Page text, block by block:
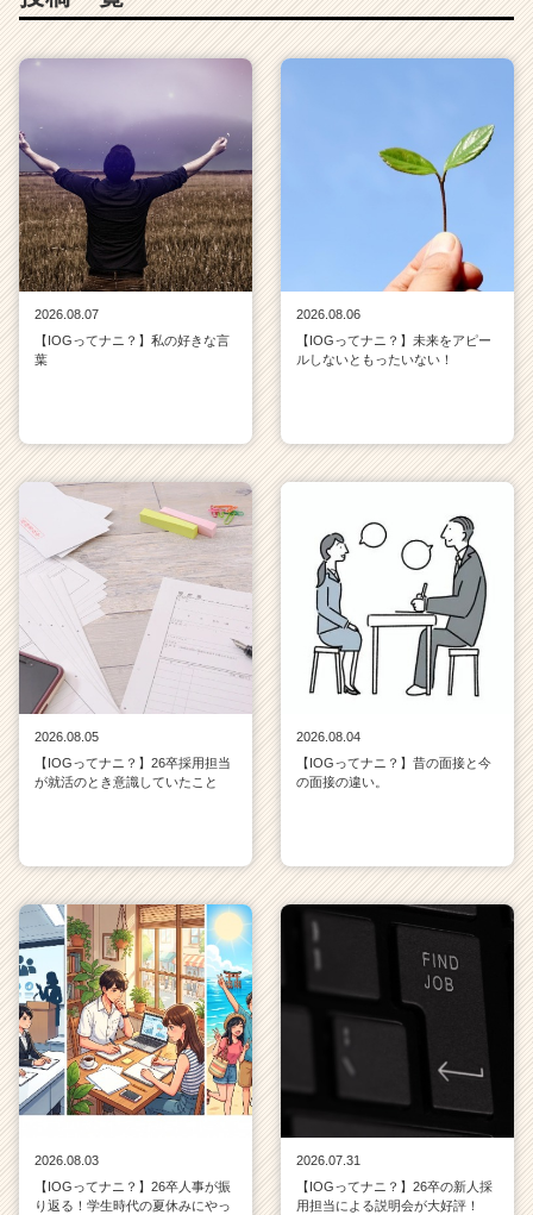
2026.08.07
【IOGってナニ？】私の好きな言
葉
2026.08.06
【IOGってナニ？】未来をアピー
ルしないともったいない！
2026.08.05
【IOGってナニ？】26卒採用担当
が就活のとき意識していたこと
2026.08.04
【IOGってナニ？】昔の面接と今
の面接の違い。
2026.08.03
【IOGってナニ？】26卒人事が振
り返る！学生時代の夏休みにやっ
2026.07.31
【IOGってナニ？】26卒の新人採
用担当による説明会が大好評！